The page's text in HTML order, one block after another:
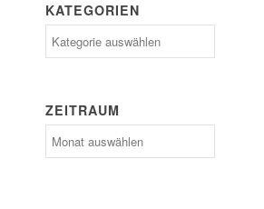
KATEGORIEN
ZEITRAUM